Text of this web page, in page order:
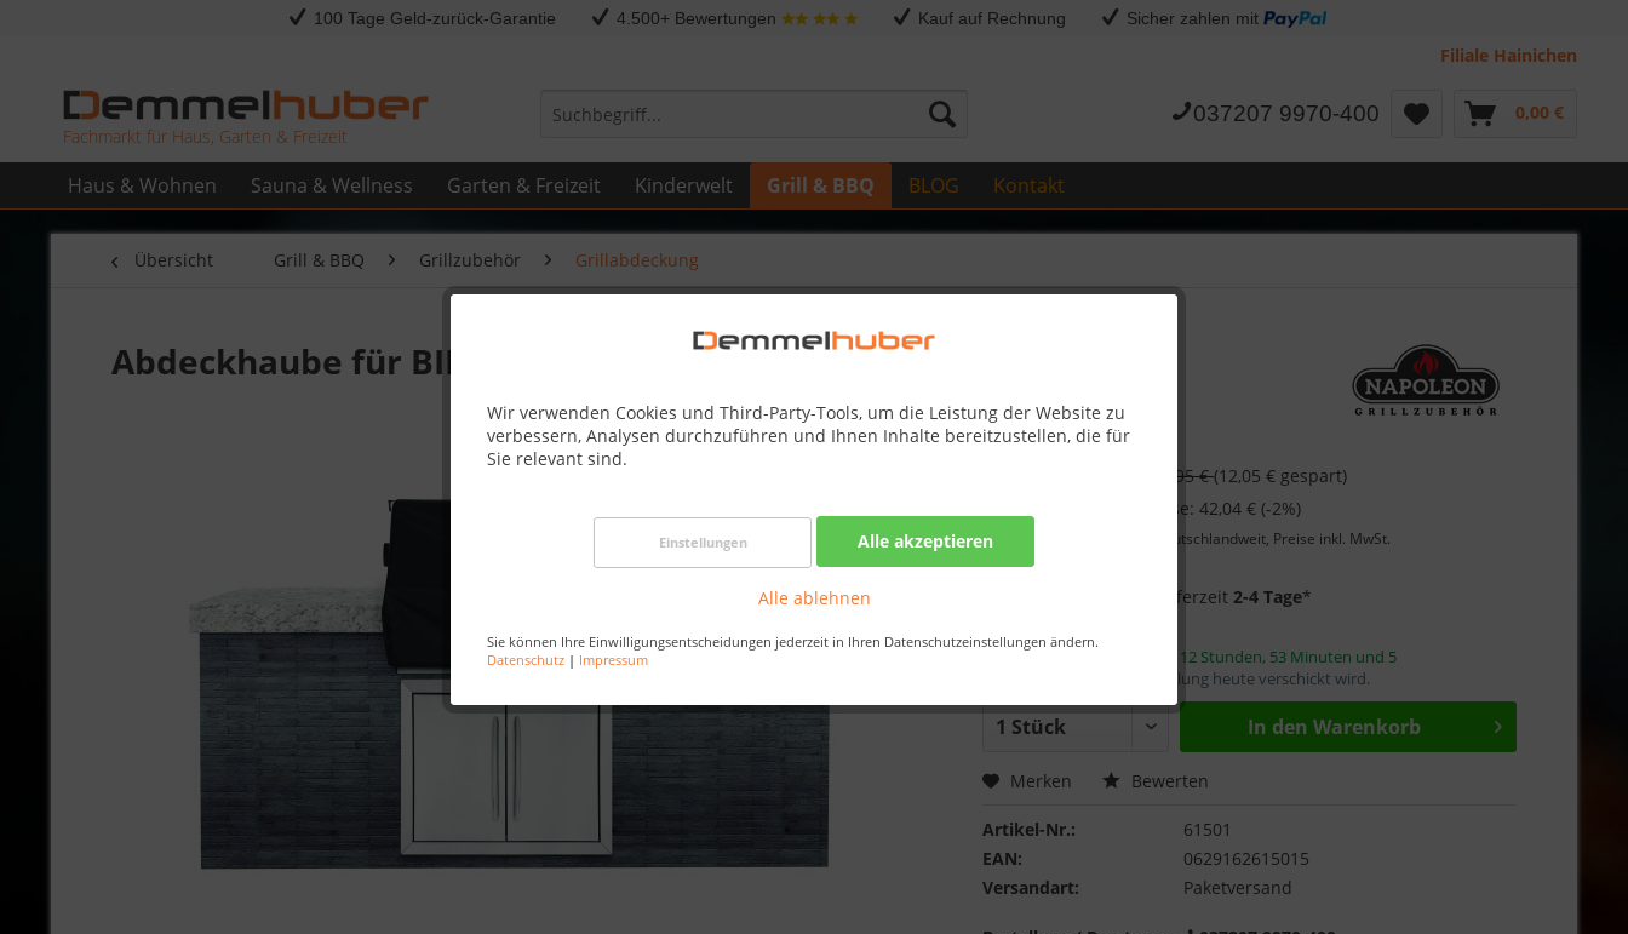
100 Tage Geld-zurück-Garantie 4.500+ Bewertungen Kauf auf Rechnung Sicher zahlen mit
Filiale Hainichen
Fachmarkt für Haus, Garten & Freizeit
037207 9970-400 0,00 €
Haus & Wohnen Sauna & Wellness Garten & Freizeit Kinderwelt Grill & BBQ BLOG Kontakt
Wir verwenden Cookies und Third-Party-Tools, um die Leistung der Website zu
verbessern, Analysen durchzuführen und Ihnen Inhalte bereitzustellen, die für
Sie relevant sind.
Einstellungen Alle akzeptieren
Alle ablehnen
Sie können Ihre Einwilligungsentscheidungen jederzeit in Ihren Datenschutzeinstellungen ändern.
Datenschutz | Impressum
Übersicht Grill & BBQ Grillzubehör Grillabdeckung
Abdeckhaube für BIPRO500 Einbau
54,95 €(12,05 € gespart)
Skonto-Preis bei Vorkasse: 42,04 € (-2%)
deutschlandweit, Preise inkl. MwSt.
Best-Preis-Garantie
- Lieferzeit2-4 Tage*
Bestellen Sie innerhalb von 12 Stunden, 53 Minuten und 4
, damit die Bestellung heute verschickt wird.
In den Warenkorb
Merken Bewerten
Artikel-Nr.:
61501
EAN:
0629162615015
Versandart:
Paketversand